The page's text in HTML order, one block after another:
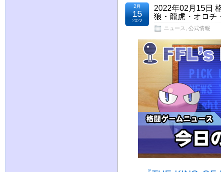
2022年02月15日
狼・龍虎・オロチ
ニュース 公式情報
2月
15
2022